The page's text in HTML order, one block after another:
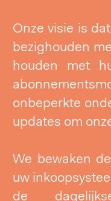
Onze visie is
bezighouden
houden met
onbeperkte
updates om
We bewaken
uw
de